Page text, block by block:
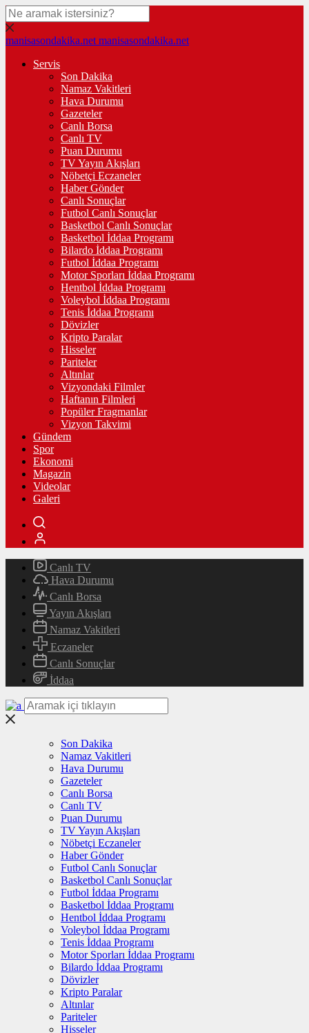
manisasondakika.net manisasondakika.net
Servis
Son Dakika
Namaz Vakitleri
Hava Durumu
Gazeteler
Canlı Borsa
Canlı TV
Puan Durumu
TV Yayın Akışları
Nöbetçi Eczaneler
Haber Gönder
Canlı Sonuçlar
Futbol Canlı Sonuçlar
Basketbol Canlı Sonuçlar
Basketbol İddaa Programı
Bilardo İddaa Programı
Futbol İddaa Programı
Motor Sporları İddaa Programı
Hentbol İddaa Programı
Voleybol İddaa Programı
Tenis İddaa Programı
Dövizler
Kripto Paralar
Hisseler
Pariteler
Altınlar
Vizyondaki Filmler
Haftanın Filmleri
Popüler Fragmanlar
Vizyon Takvimi
Gündem
Spor
Ekonomi
Magazin
Videolar
Galeri
Canlı TV
Hava Durumu
Canlı Borsa
Yayın Akışları
Namaz Vakitleri
Eczaneler
Canlı Sonuçlar
İddaa
Son Dakika
Namaz Vakitleri
Hava Durumu
Gazeteler
Canlı Borsa
Canlı TV
Puan Durumu
TV Yayın Akışları
Nöbetçi Eczaneler
Haber Gönder
Futbol Canlı Sonuçlar
Basketbol Canlı Sonuçlar
Futbol İddaa Programı
Basketbol İddaa Programı
Hentbol İddaa Programı
Voleybol İddaa Programı
Tenis İddaa Programı
Motor Sporları İddaa Programı
Bilardo İddaa Programı
Dövizler
Kripto Paralar
Altınlar
Pariteler
Hisseler